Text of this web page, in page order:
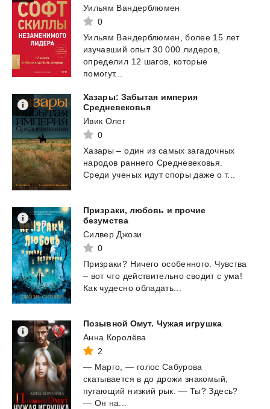
Уильям Вандерблюмен
0
Уильям Вандерблюмен, более 15 лет
изучавший опыт 30 000 лидеров,
определил 12 шагов, которые
помогут...
Хазары: Забытая империя
Средневековья
Ивик Олег
0
Хазары – один из самых загадочных
народов раннего Средневековья.
Среди ученых идут споры даже о т...
Призраки, любовь и прочие
безумства
Силвер Джози
0
Призраки? Ничего особенного. Чувства
– вот что действительно сводит с ума!
Как чудесно обладать...
Позывной Омут. Чужая игрушка
Анна Королёва
2
— Марго, — голос Сабурова
скатывается в до дрожи знакомый,
пугающий низкий рык. — Ты? Здесь?
— Он на...